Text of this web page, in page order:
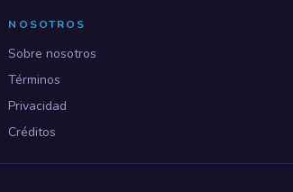
NOSOTROS
Sobre nosotros
Términos
Privacidad
Créditos